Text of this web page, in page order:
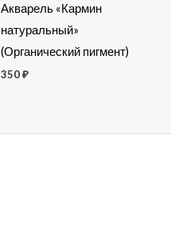
Акварель «Кармин
натуральный»
(Органический пигмент)
350₽